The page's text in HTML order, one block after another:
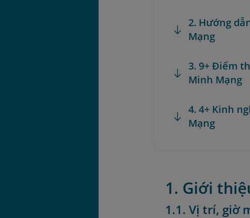
2. Hướng
Mạng
3. 9+ Điểm
Minh Mạng
4. 4+ Kinh
Mạng
1. Giới
1.1. Vị trí, giờ